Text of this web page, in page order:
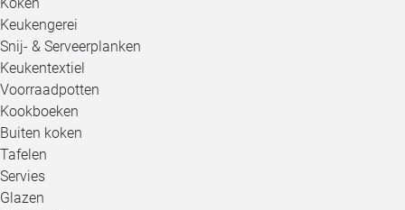
Keukengerei
Snij- & Serveerplanken
Keukentextiel
Voorraadpotten
Kookboeken
Buiten koken
Tafelen
Servies
Glazen